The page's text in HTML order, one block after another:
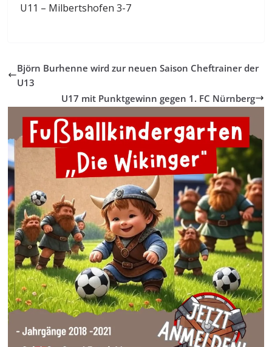
U11 – Milbertshofen 3-7
Björn Burhenne wird zur neuen Saison Cheftrainer der
U13
U17 mit Punktgewinn gegen 1. FC Nürnberg